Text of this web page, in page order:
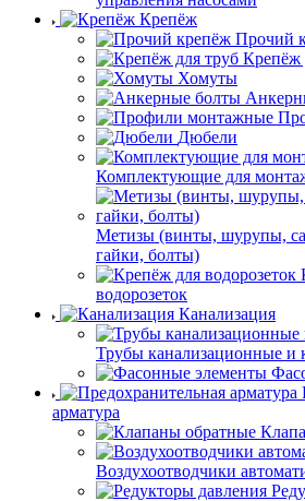
Крепёж
Прочий
Крепёж
Хомуты
Дюбели
Комплектующие для
Метизы (винты, шурупы,
гайки, болты)
водорозеток
Канализация
Трубы канализационные и
арматура
Воздухоотводчики